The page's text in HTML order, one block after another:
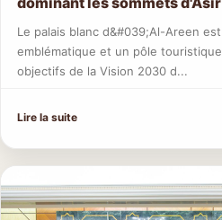
Le palais blanc d&#039;Al-Areen
emblématique et un pôle
objectifs de la Vision 2030 d...
Lire la suite